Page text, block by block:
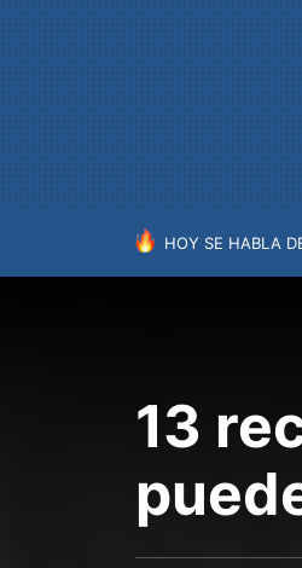
HOY SE HABLA
13